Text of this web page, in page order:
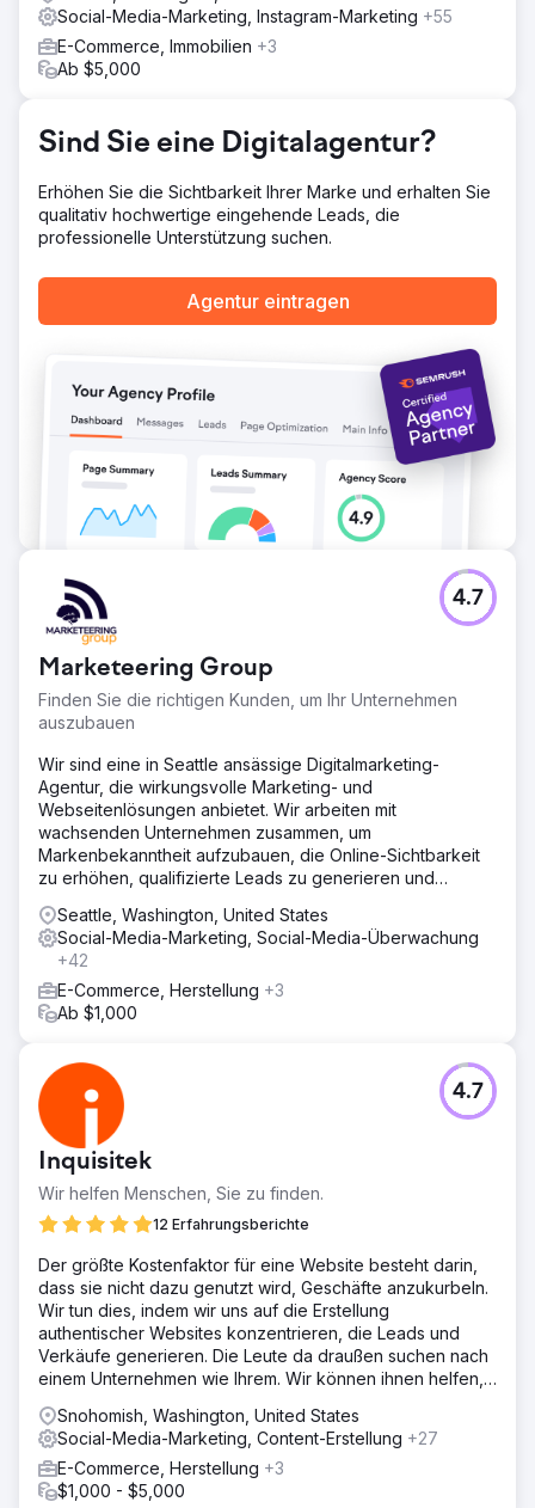
war, sind ihre Umsätze und ihre Sichtbarkeit gestiegen,
2023 war ihr bisher bestes Umsatzjahr. Sie rangieren jetzt
bei den wichtigsten Keyword-Zielen bei Google auf Platz
Zur Agenturseite
Social-Media-Marketing, Instagram-Marketing +55
E-Commerce, Immobilien +3
Ab $5,000
Sind Sie eine Digitalagentur?
Erhöhen Sie die Sichtbarkeit Ihrer Marke und erhalten Sie
qualitativ hochwertige eingehende Leads, die
professionelle Unterstützung suchen.
Agentur eintragen
Marketeering Group
Finden Sie die richtigen Kunden, um Ihr Unternehmen
auszubauen
4.7
Wir sind eine in Seattle ansässige Digitalmarketing-
Agentur, die wirkungsvolle Marketing- und
Webseitenlösungen anbietet. Wir arbeiten mit
wachsenden Unternehmen zusammen, um
Markenbekanntheit aufzubauen, die Online-Sichtbarkeit
zu erhöhen, qualifizierte Leads zu generieren und
Seattle, Washington, United States
Social-Media-Marketing, Social-Media-Überwachung
+42
E-Commerce, Herstellung +3
Ab $1,000
Inquisitek
Wir helfen Menschen, Sie zu finden.
12 Erfahrungsberichte
4.7
Der größte Kostenfaktor für eine Website besteht darin,
dass sie nicht dazu genutzt wird, Geschäfte anzukurbeln.
Wir tun dies, indem wir uns auf die Erstellung
authentischer Websites konzentrieren, die Leads und
Verkäufe generieren. Die Leute da draußen suchen nach
einem Unternehmen wie Ihrem. Wir können ihnen helfen,
Snohomish, Washington, United States
Social-Media-Marketing, Content-Erstellung +27
E-Commerce, Herstellung +3
$1,000 - $5,000